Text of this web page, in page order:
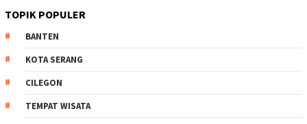
TOPIK POPULER
BANTEN
KOTA SERANG
CILEGON
TEMPAT WISATA